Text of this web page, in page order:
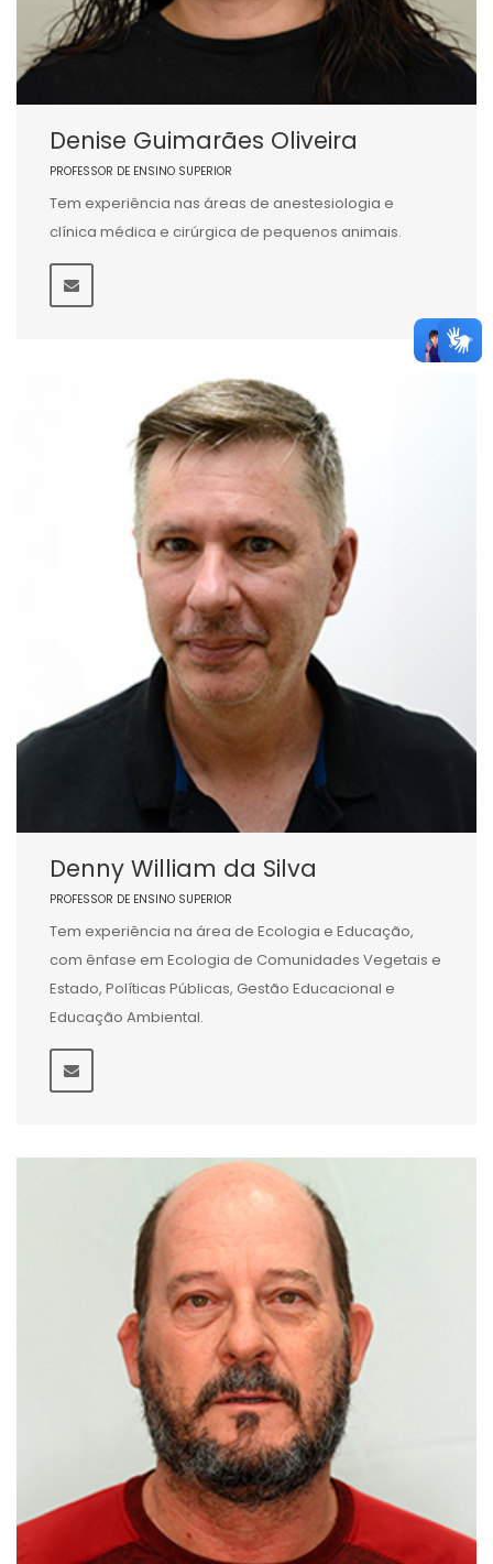
Denise Guimarães Oliveira
PROFESSOR DE ENSINO SUPERIOR
Tem experiência nas áreas de anestesiologia e
clínica médica e cirúrgica de pequenos animais.
Denny William da Silva
PROFESSOR DE ENSINO SUPERIOR
Tem experiência na área de Ecologia e Educação,
com ênfase em Ecologia de Comunidades Vegetais e
Estado, Políticas Públicas, Gestão Educacional e
Educação Ambiental.